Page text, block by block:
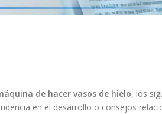
de hacer vasos de hielo, los
en el desarrollo o consejos